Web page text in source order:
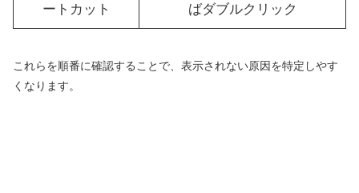
ートカット
ばダブルクリック
これらを順番に確認することで、表示されない原因を特定しやす
くなります。